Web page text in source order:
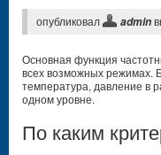
опубликовал admin
Основная функция
всех возможных режимах.
температура, давление в
одном уровне.
По каким